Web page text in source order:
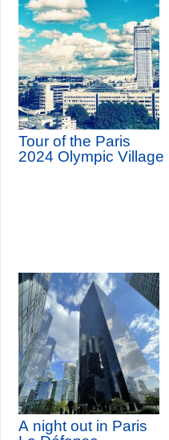
Tour of the Paris
2024 Olympic Village
A night out in Paris